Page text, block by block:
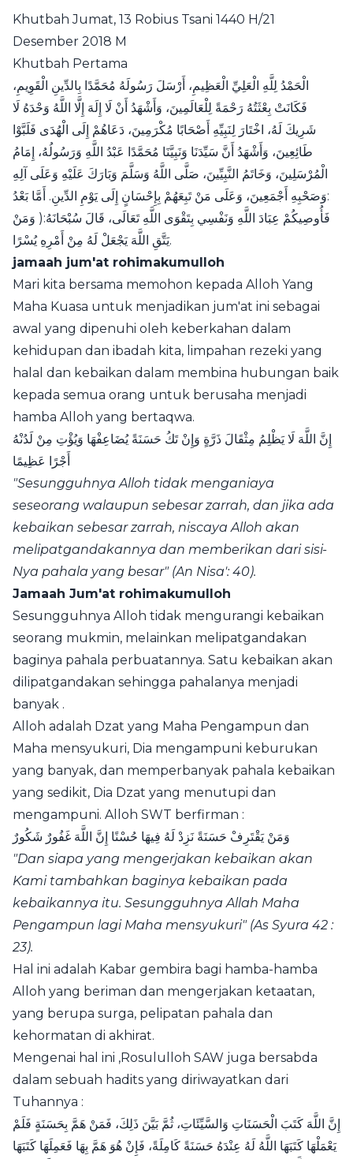
Khutbah Jumat, 13 Robius Tsani 1440 H/21
Desember 2018 M
Khutbah Pertama
الْحَمْدُ لِلَّهِ الْعَلِيِّ الْعَظِيمِ، أَرْسَلَ رَسُولَهُ مُحَمَّدًا بِالدِّينِ الْقَوِيمِ،
فَكَانَتْ بِعْثَتُهُ رَحْمَةً لِلْعَالَمِينَ، وَأَشْهَدُ أَنْ لَا إِلَهَ إِلَّا اللَّهُ وَحْدَهُ لَا
شَرِيكَ لَهُ، اخْتَارَ لِنَبِيِّهِ أَصْحَابًا مُكْرَمِينَ، دَعَاهُمْ إِلَى الْهُدَى فَلَبَّوْا
طَائِعِينَ، وَأَشْهَدُ أَنَّ سَيِّدَنَا وَنَبِيَّنَا مُحَمَّدًا عَبْدُ اللَّهِ وَرَسُولُهُ، إِمَامُ
الْمُرْسَلِينَ، وَخَاتَمُ النَّبِيِّينَ، صَلَّى اللَّهُ وَسَلَّمَ وَبَارَكَ عَلَيْهِ وَعَلَى آلِهِ
وَصَحْبِهِ أَجْمَعِينَ، وَعَلَى مَنْ تَبِعَهُمْ بِإِحْسَانٍ إِلَى يَوْمِ الدِّينِ. أَمَّا بَعْدُ:
فَأُوصِيكُمْ عِبَادَ اللَّهِ وَنَفْسِي بِتَقْوَى اللَّهِ تَعَالَى، قَالَ سُبْحَانَهُ:( وَمَنْ
يَتَّقِ اللَّهَ يَجْعَلْ لَهُ مِنْ أَمْرِهِ يُسْرًا.
jamaah jum'at rohimakumulloh
Mari kita bersama memohon kepada Alloh Yang
Maha Kuasa untuk menjadikan jum'at ini sebagai
awal yang dipenuhi oleh keberkahan dalam
kehidupan dan ibadah kita, limpahan rezeki yang
halal dan kebaikan dalam membina hubungan baik
kepada semua orang untuk berusaha menjadi
hamba Alloh yang bertaqwa.
إِنَّ اللَّهَ لَا يَظْلِمُ مِثْقَالَ ذَرَّةٍ وَإِنْ تَكُ حَسَنَةً يُضَاعِفْهَا وَيُؤْتِ مِنْ لَدُنْهُ
أَجْرًا عَظِيمًا
"Sesungguhnya Alloh tidak menganiaya
seseorang walaupun sebesar zarrah, dan jika ada
kebaikan sebesar zarrah, niscaya Alloh akan
melipatgandakannya dan memberikan dari sisi-
Nya pahala yang besar" (An Nisa': 40).
Jamaah Jum'at rohimakumulloh
Sesungguhnya Alloh tidak mengurangi kebaikan
seorang mukmin, melainkan melipatgandakan
baginya pahala perbuatannya. Satu kebaikan akan
dilipatgandakan sehingga pahalanya menjadi
banyak .
Alloh adalah Dzat yang Maha Pengampun dan
Maha mensyukuri, Dia mengampuni keburukan
yang banyak, dan memperbanyak pahala kebaikan
yang sedikit, Dia Dzat yang menutupi dan
mengampuni. Alloh SWT berfirman :
وَمَنْ يَقْتَرِفْ حَسَنَةً نَزِدْ لَهُ فِيهَا حُسْنًا إِنَّ اللَّهَ غَفُورٌ شَكُورٌ
"Dan siapa yang mengerjakan kebaikan akan
Kami tambahkan baginya kebaikan pada
kebaikannya itu. Sesungguhnya Allah Maha
Pengampun lagi Maha mensyukuri" (As Syura 42 :
23).
Hal ini adalah Kabar gembira bagi hamba-hamba
Alloh yang beriman dan mengerjakan ketaatan,
yang berupa surga, pelipatan pahala dan
kehormatan di akhirat.
Mengenai hal ini ,Rosululloh SAW juga bersabda
dalam sebuah hadits yang diriwayatkan dari
Tuhannya :
إِنَّ اللَّهَ كَتَبَ الْحَسَنَاتِ وَالسَّيِّئَاتِ، ثُمَّ بَيَّنَ ذَلِكَ، فَمَنْ هَمَّ بِحَسَنَةٍ فَلَمْ
يَعْمَلْهَا كَتَبَهَا اللَّهُ لَهُ عِنْدَهُ حَسَنَةً كَامِلَةً، فَإِنْ هُوَ هَمَّ بِهَا فَعَمِلَهَا كَتَبَهَا